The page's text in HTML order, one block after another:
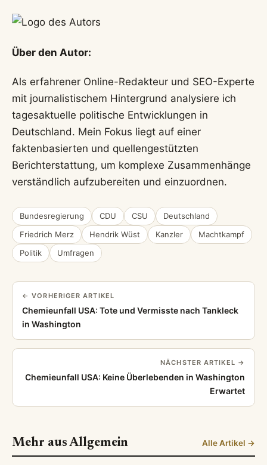
Über den Autor:
Als erfahrener Online-Redakteur und SEO-Experte
mit journalistischem Hintergrund analysiere ich
tagesaktuelle politische Entwicklungen in
Deutschland. Mein Fokus liegt auf einer
faktenbasierten und quellengestützten
Berichterstattung, um komplexe Zusammenhänge
verständlich aufzubereiten und einzuordnen.
Bundesregierung CDU CSU
Deutschland
Friedrich Merz
Hendrik Wüst Kanzler
Machtkampf
Politik
Umfragen
← VORHERIGER ARTIKEL
Chemieunfall USA: Tote und Vermisste nach Tankleck
in Washington
NÄCHSTER ARTIKEL →
Chemieunfall USA: Keine Überlebenden in Washington
Erwartet
Mehr aus Allgemein Alle Artikel →